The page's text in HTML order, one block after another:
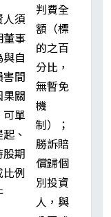
須
董事
自
間
果關
可單
、
期
比例
判費全
額（標
的之百
分比，
無暫免
機
制）；
勝訴賠
償歸個
別投資
人，與